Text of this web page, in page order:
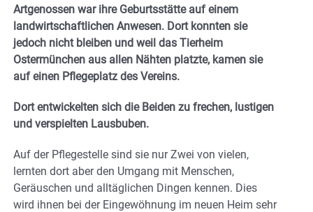
Artgenossen war ihre Geburtsstätte auf einem
landwirtschaftlichen Anwesen. Dort konnten sie
jedoch nicht bleiben und weil das Tierheim
Ostermünchen aus allen Nähten platzte, kamen sie
auf einen Pflegeplatz des Vereins.
Dort entwickelten sich die Beiden zu frechen, lustigen
und verspielten Lausbuben.
Auf der Pflegestelle sind sie nur Zwei von vielen,
lernten dort aber den Umgang mit Menschen,
Geräuschen und alltäglichen Dingen kennen. Dies
wird ihnen bei der Eingewöhnung im neuen Heim sehr